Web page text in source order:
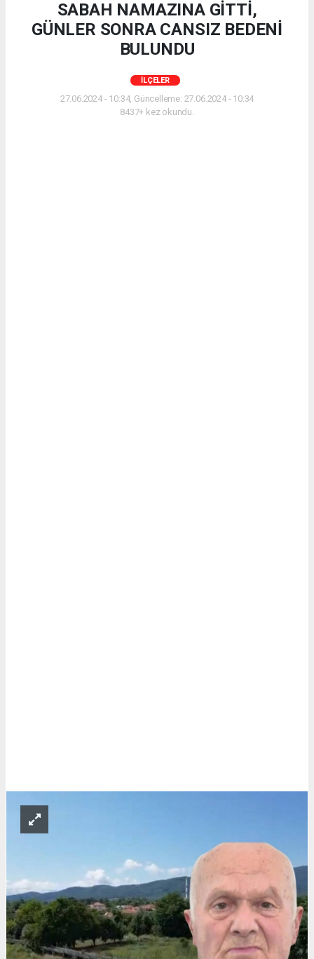
SABAH NAMAZINA GİTTİ,
GÜNLER SONRA CANSIZ BEDENİ
BULUNDU
İLÇELER
27.06.2024 - 10:34, Güncelleme: 27.06.2024 - 10:34
8437+ kez okundu.